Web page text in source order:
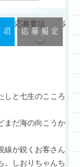
応募
応募要項
しと七生のこころ
まだ海の向こうか
線が鋭くお客さん
。しおりちゃんち